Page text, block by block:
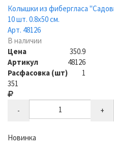
Колышки из фибергласа
10 шт. 0.8х50 см.
Арт. 48126
В наличии
Цена
350.9
Артикул
48126
Расфасовка (шт)
1
351
- +
Новинка